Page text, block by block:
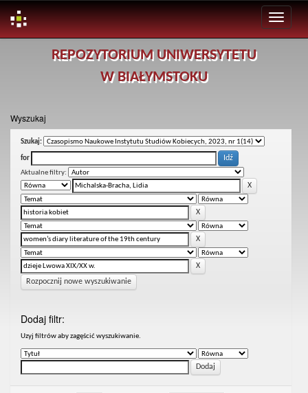
REPOZYTORIUM UNIWERSYTETU
W BIAŁYMSTOKU
Wyszukaj
Szukaj:
for
Aktualne filtry:
Rozpocznij nowe wyszukiwanie
Dodaj filtr:
Uzyj filtrów aby zagęścić wyszukiwanie.